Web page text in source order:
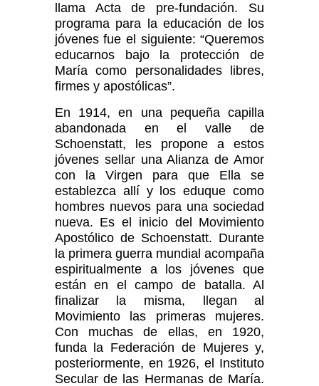
llama Acta de pre-fundación. Su
programa para la educación de los
jóvenes fue el siguiente: “Queremos
educarnos bajo la protección de
María como personalidades libres,
firmes y apostólicas”.
En 1914, en una pequeña capilla
abandonada en el valle de
Schoenstatt, les propone a estos
jóvenes sellar una Alianza de Amor
con la Virgen para que Ella se
establezca allí y los eduque como
hombres nuevos para una sociedad
nueva. Es el inicio del Movimiento
Apostólico de Schoenstatt. Durante
la primera guerra mundial acompaña
espiritualmente a los jóvenes que
están en el campo de batalla. Al
finalizar la misma, llegan al
Movimiento las primeras mujeres.
Con muchas de ellas, en 1920,
funda la Federación de Mujeres y,
posteriormente, en 1926, el Instituto
Secular de las Hermanas de María.